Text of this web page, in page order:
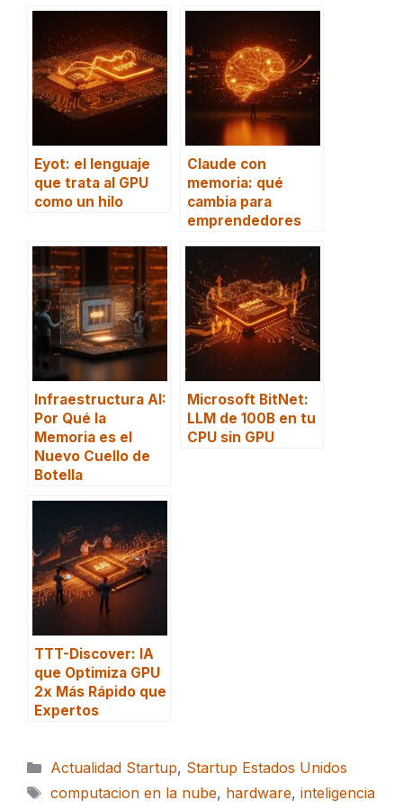
Eyot: el lenguaje
que trata al GPU
como un hilo
Claude con
memoria: qué
cambia para
emprendedores
Infraestructura AI:
Por Qué la
Memoria es el
Nuevo Cuello de
Botella
Microsoft BitNet:
LLM de 100B en tu
CPU sin GPU
TTT-Discover: IA
que Optimiza GPU
2x Más Rápido que
Expertos
Categorías
Actualidad Startup, Startup Estados Unidos
Etiquetas
computacion en la nube, hardware, inteligencia